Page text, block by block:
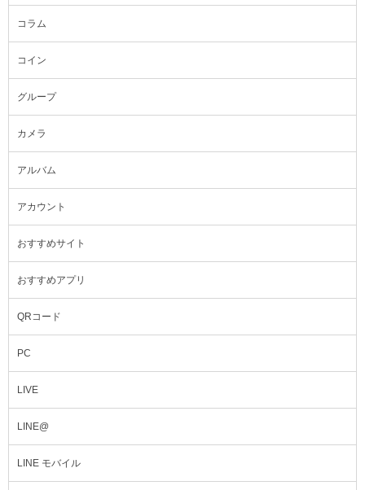
コラム
コイン
グループ
カメラ
アルバム
アカウント
おすすめサイト
おすすめアプリ
QRコード
PC
LIVE
LINE@
LINE モバイル